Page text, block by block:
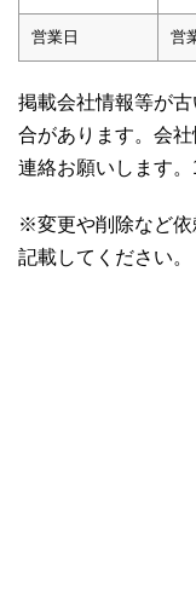
営業日 営
掲載会社情報等が
合があります。会
連絡お願いします。
※変更や削除など依
記載してください。